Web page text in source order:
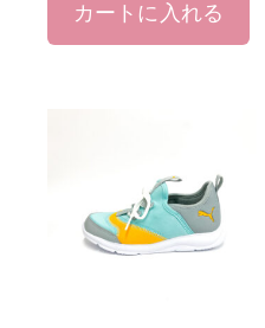
カートに入れる